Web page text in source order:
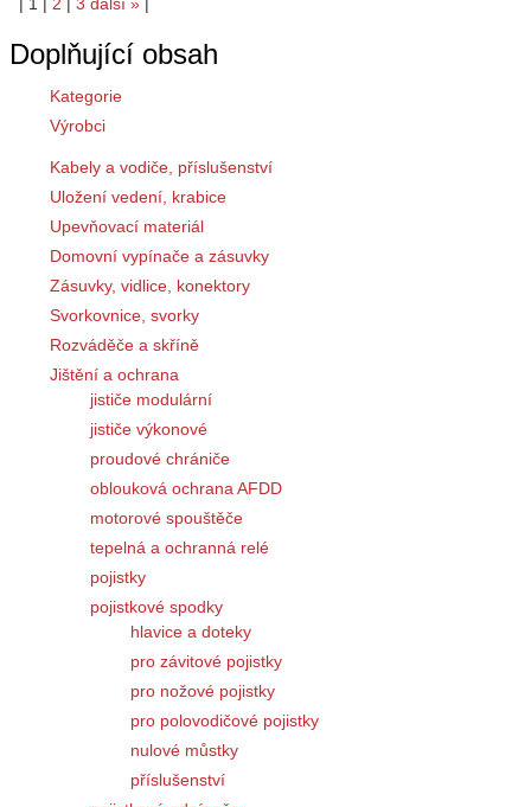
Doplňující obsah
Kategorie
Výrobci
Kabely a vodiče, příslušenství
Uložení vedení, krabice
Upevňovací materiál
Domovní vypínače a zásuvky
Zásuvky, vidlice, konektory
Svorkovnice, svorky
Rozváděče a skříně
Jištění a ochrana
jističe modulární
jističe výkonové
proudové chrániče
oblouková ochrana AFDD
motorové spouštěče
tepelná a ochranná relé
pojistky
pojistkové spodky
hlavice a doteky
pro závitové pojistky
pro nožové pojistky
pro polovodičové pojistky
nulové můstky
příslušenství